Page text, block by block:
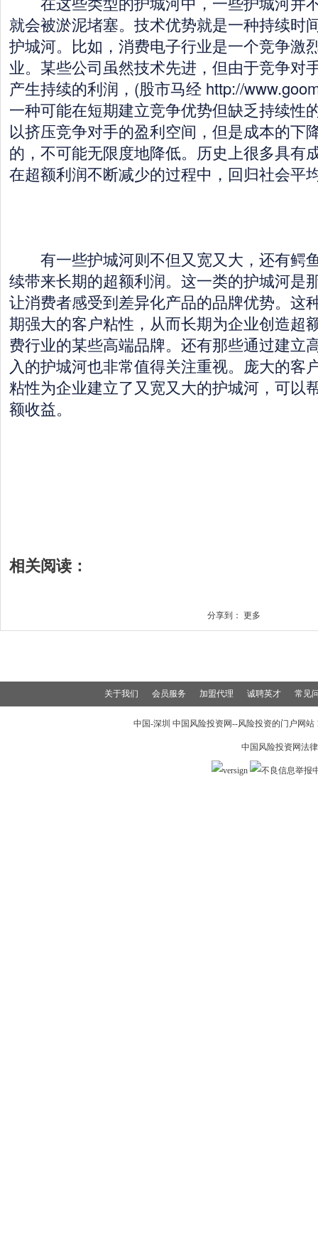
就会被淤泥堵塞。技术优势就是一种持续时
护城河。比如，消费电子行业是一个竞争激
业。某些公司虽然技术先进，但由于竞争对
产生持续的利润，(股市马经 http://
一种可能在短期建立竞争优势但缺乏持续性
以挤压竞争对手的盈利空间，但是成本的下
的，不可能无限度地降低。历史上很多具有
在超额利润不断减少的过程中，回归社会平
有一些护城河则不但又宽又大，还有鳄
续带来长期的超额利润。这一类的护城河是
让消费者感受到差异化产品的品牌优势。这
期强大的客户粘性，从而长期为企业创造超
费行业的某些高端品牌。还有那些通过建立
入的护城河也非常值得关注重视。庞大的客
粘性为企业建立了又宽又大的护城河，可以
额收益。
相关阅读：
分享到： 更多
关于我们 会员服务 加盟代理 诚聘英才 常见
中国-深圳 中国风险投资网--风险投资的门户网
中国风险投资网法